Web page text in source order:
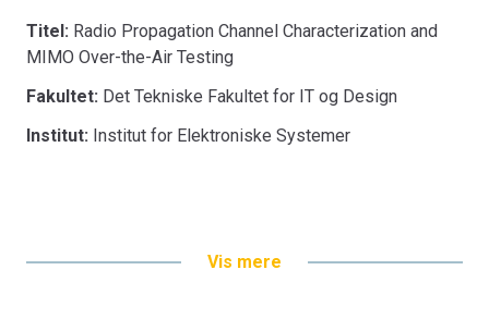
Titel: Radio Propagation Channel Characterization and
MIMO Over-the-Air Testing
Fakultet: Det Tekniske Fakultet for IT og Design
Institut: Institut for Elektroniske Systemer
Vis mere